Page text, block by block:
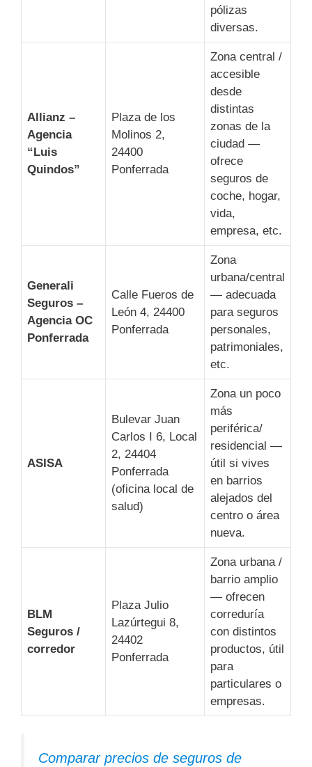
pólizas
diversas.
Allianz –
Agencia
“Luis
Quindos”
Plaza de los
Molinos 2,
24400
Ponferrada
Zona central /
accesible
desde
distintas
zonas de la
ciudad —
ofrece
seguros de
coche, hogar,
vida,
empresa, etc.
Generali
Seguros –
Agencia OC
Ponferrada
Calle Fueros de
León 4, 24400
Ponferrada
Zona
urbana/central
— adecuada
para seguros
personales,
patrimoniales,
etc.
ASISA
Bulevar Juan
Carlos I 6, Local
2, 24404
Ponferrada
(oficina local de
salud)
Zona un poco
más
periférica/
residencial —
útil si vives
en barrios
alejados del
centro o área
nueva.
BLM
Seguros /
corredor
Plaza Julio
Lazúrtegui 8,
24402
Ponferrada
Zona urbana /
barrio amplio
— ofrecen
correduría
con distintos
productos, útil
para
particulares o
empresas.
Comparar precios de seguros de